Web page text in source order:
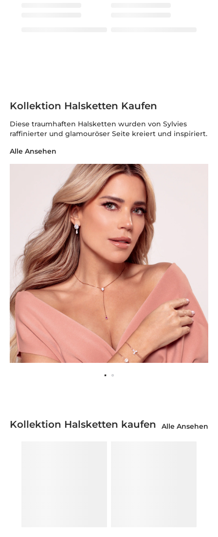
Kollektion Halsketten Kaufen
Diese traumhaften Halsketten wurden von Sylvies
raffinierter und glamouröser Seite kreiert und inspiriert.
Alle Ansehen
Kollektion Halsketten kaufen Alle Ansehen